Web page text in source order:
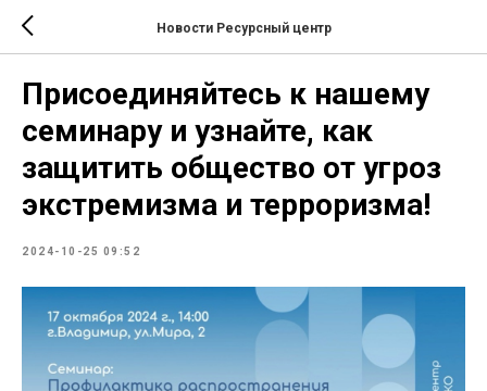
Новости Ресурсный центр
Присоединяйтесь к нашему
семинару и узнайте, как
защитить общество от угроз
экстремизма и терроризма!
2024-10-25 09:52